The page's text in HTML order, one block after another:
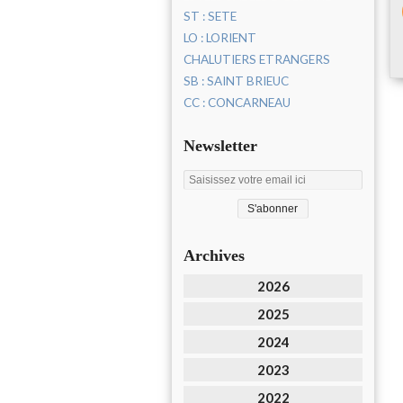
ST : SETE
LO : LORIENT
CHALUTIERS ETRANGERS
SB : SAINT BRIEUC
CC : CONCARNEAU
Newsletter
Archives
2026
2025
2024
2023
2022